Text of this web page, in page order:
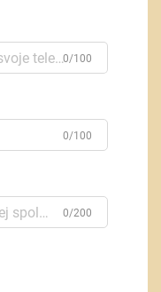
0/100
0/100
0/200